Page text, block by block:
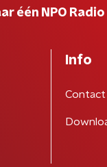
één NPO Radio
Info
Contact